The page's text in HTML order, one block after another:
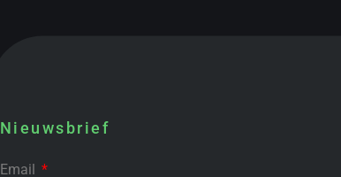
Nieuwsbrief
Email